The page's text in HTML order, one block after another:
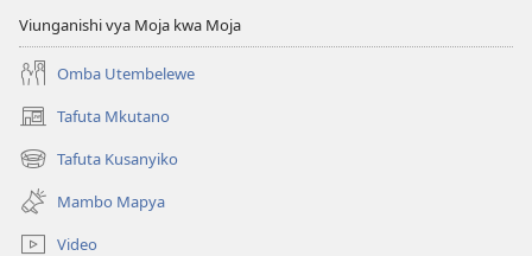
Viunganishi vya Moja kwa Moja
Omba Utembelewe
Tafuta Mkutano
(opens
new
window)
Tafuta Kusanyiko
(opens
new
window)
Mambo Mapya
Video